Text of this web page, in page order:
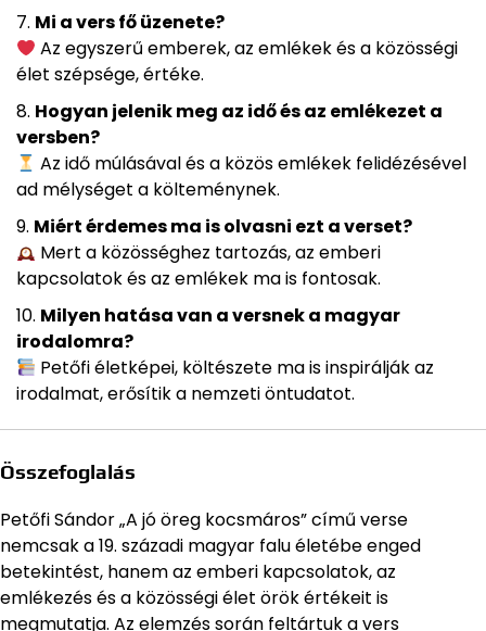
Mi a vers fő üzenete?
Az egyszerű emberek, az emlékek és a közösségi
élet szépsége, értéke.
Hogyan jelenik meg az idő és az emlékezet a
versben?
Az idő múlásával és a közös emlékek felidézésével
ad mélységet a költeménynek.
Miért érdemes ma is olvasni ezt a verset?
Mert a közösséghez tartozás, az emberi
kapcsolatok és az emlékek ma is fontosak.
Milyen hatása van a versnek a magyar
irodalomra?
Petőfi életképei, költészete ma is inspirálják az
irodalmat, erősítik a nemzeti öntudatot.
Összefoglalás
Petőfi Sándor „A jó öreg kocsmáros” című verse
nemcsak a 19. századi magyar falu életébe enged
betekintést, hanem az emberi kapcsolatok, az
emlékezés és a közösségi élet örök értékeit is
megmutatja. Az elemzés során feltártuk a vers